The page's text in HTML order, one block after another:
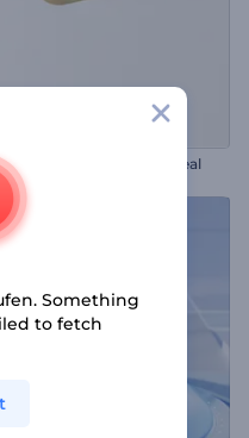
Metall-Logo Reveal
Something
to fetch